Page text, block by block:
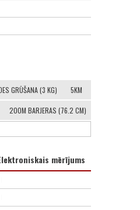
GRŪŠANA (3 KG) 5KM
200M BARJERAS (76.2 CM)
mērījums